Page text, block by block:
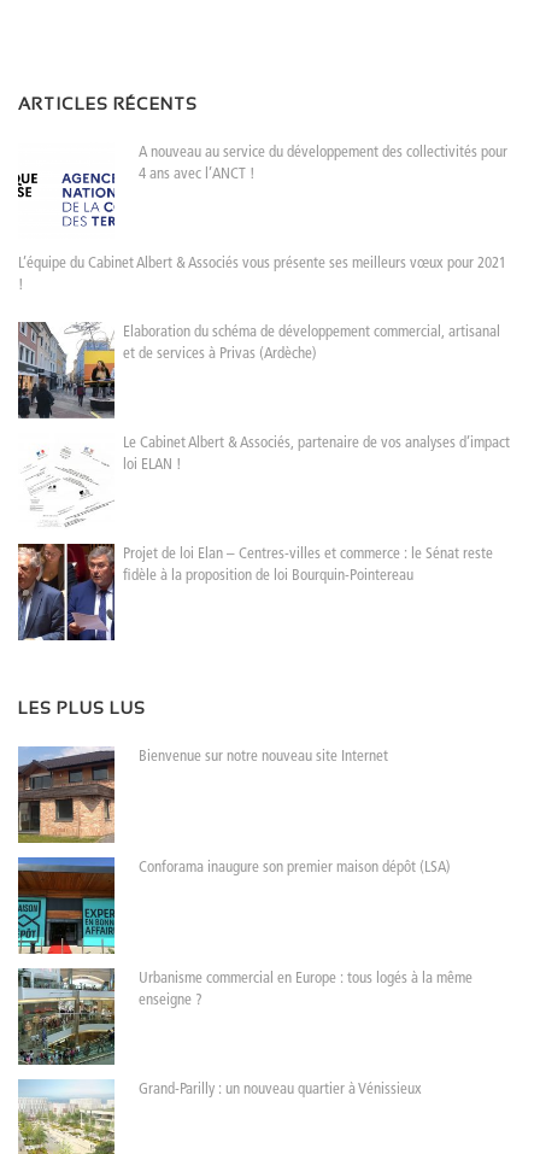
ARTICLES RÉCENTS
A nouveau au service du développement des collectivités pour
4 ans avec l’ANCT !
L’équipe du Cabinet Albert & Associés vous présente ses meilleurs vœux pour 2021
!
Elaboration du schéma de développement commercial, artisanal
et de services à Privas (Ardèche)
Le Cabinet Albert & Associés, partenaire de vos analyses d’impact
loi ELAN !
Projet de loi Elan – Centres-villes et commerce : le Sénat reste
fidèle à la proposition de loi Bourquin-Pointereau
LES PLUS LUS
Bienvenue sur notre nouveau site Internet
Conforama inaugure son premier maison dépôt (LSA)
Urbanisme commercial en Europe : tous logés à la même
enseigne ?
Grand-Parilly : un nouveau quartier à Vénissieux